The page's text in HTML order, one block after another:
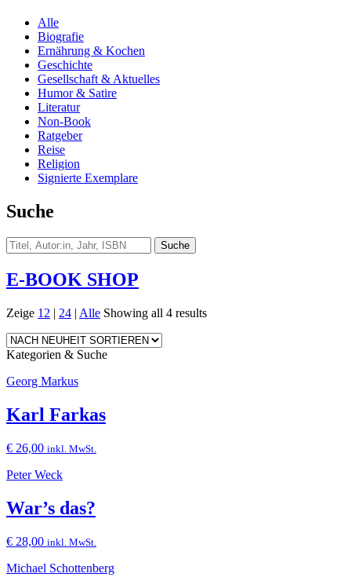
Alle
Biografie
Ernährung & Kochen
Geschichte
Gesellschaft & Aktuelles
Humor & Satire
Literatur
Non-Book
Ratgeber
Reise
Religion
Signierte Exemplare
Suche
E-BOOK SHOP
Zeige 12 | 24 | Alle Showing all 4 results
Kategorien & Suche
Georg Markus
Karl Farkas
€ 26,00 inkl. MwSt.
Peter Weck
War’s das?
€ 28,00 inkl. MwSt.
Michael Schottenberg